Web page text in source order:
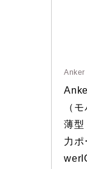
Anker
（
薄型
力